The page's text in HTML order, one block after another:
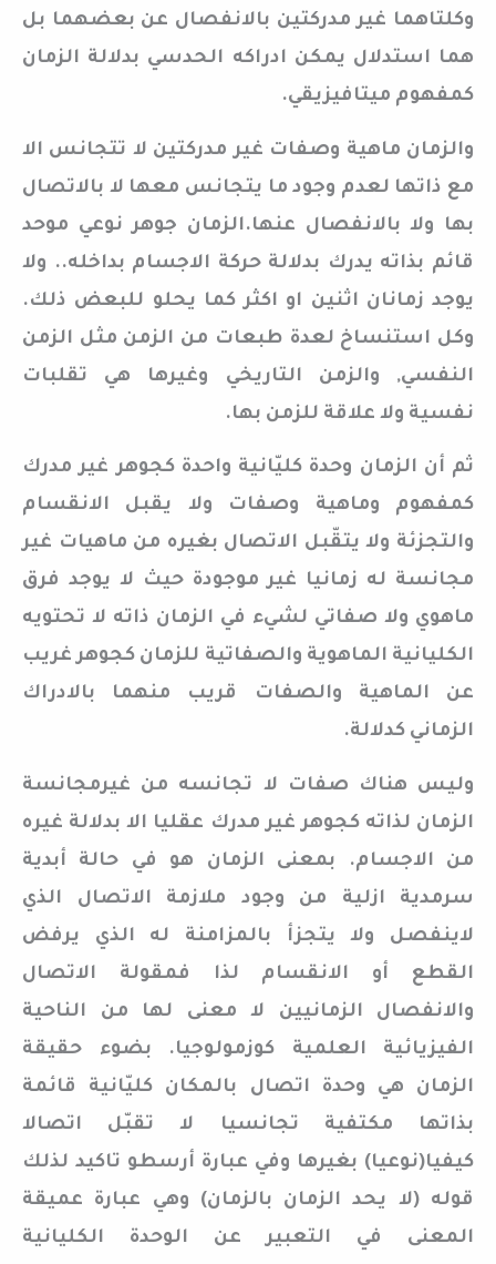
وكلتاهما غير مدركتين بالانفصال عن بعضهما بل
هما استدلال يمكن ادراكه الحدسي بدلالة الزمان
كمفهوم ميتافيزيقي.
والزمان ماهية وصفات غير مدركتين لا تتجانس الا
مع ذاتها لعدم وجود ما يتجانس معها لا بالاتصال
بها ولا بالانفصال عنها.الزمان جوهر نوعي موحد
قائم بذاته يدرك بدلالة حركة الاجسام بداخله.. ولا
يوجد زمانان اثنين او اكثر كما يحلو للبعض ذلك.
وكل استنساخ لعدة طبعات من الزمن مثل الزمن
النفسي, والزمن التاريخي وغيرها هي تقلبات
نفسية ولا علاقة للزمن بها.
ثم أن الزمان وحدة كليّانية واحدة كجوهر غير مدرك
كمفهوم وماهية وصفات ولا يقبل الانقسام
والتجزئة ولا يتقّبل الاتصال بغيره من ماهيات غير
مجانسة له زمانيا غير موجودة حيث لا يوجد فرق
ماهوي ولا صفاتي لشيء في الزمان ذاته لا تحتويه
الكليانية الماهوية والصفاتية للزمان كجوهر غريب
عن الماهية والصفات قريب منهما بالادراك
الزماني كدلالة.
وليس هناك صفات لا تجانسه من غيرمجانسة
الزمان لذاته كجوهر غير مدرك عقليا الا بدلالة غيره
من الاجسام. بمعنى الزمان هو في حالة أبدية
سرمدية ازلية من وجود ملازمة الاتصال الذي
لاينفصل ولا يتجزأ بالمزامنة له الذي يرفض
القطع أو الانقسام لذا فمقولة الاتصال
والانفصال الزمانيين لا معنى لها من الناحية
الفيزيائية العلمية كوزمولوجيا. بضوء حقيقة
الزمان هي وحدة اتصال بالمكان كليّانية قائمة
بذاتها مكتفية تجانسيا لا تقبّل اتصالا
كيفيا(نوعيا) بغيرها وفي عبارة أرسطو تاكيد لذلك
قوله (لا يحد الزمان بالزمان) وهي عبارة عميقة
المعنى في التعبير عن الوحدة الكليانية